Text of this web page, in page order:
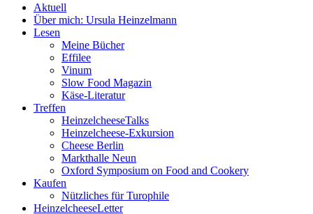
oben
scrollen
Aktuell
Über mich: Ursula Heinzelmann
Lesen
Meine Bücher
Effilee
Vinum
Slow Food Magazin
Käse-Literatur
Treffen
HeinzelcheeseTalks
Heinzelcheese-Exkursion
Cheese Berlin
Markthalle Neun
Oxford Symposium on Food and Cookery
Kaufen
Nützliches für Turophile
HeinzelcheeseLetter